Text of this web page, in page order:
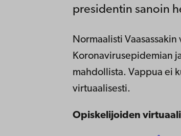
presidentin sanoin
Normaalisti
Koronavirusepidemian
mahdollista. Vappua ei
virtuaalisesti.
Opiskelijoiden